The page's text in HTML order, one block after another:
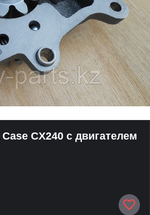
CX240 с двигателем